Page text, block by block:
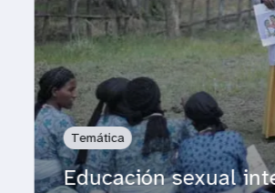
Temática
Educación sexual